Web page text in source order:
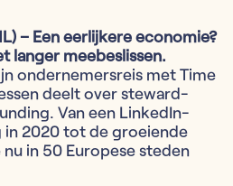
– Een eerlijkere economie?
langer meebeslissen.
ondernemersreis met Time
deelt over steward-
Van een LinkedIn-
in 2020 tot de groeiende
in 50 Europese steden